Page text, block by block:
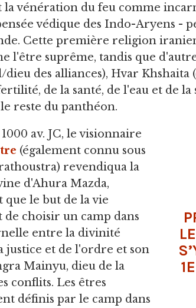
la vénération du feu comme
védique des Indo-Aryens -
Cette première religion
l'être suprême, tandis que
dieu des alliances), Hvar
de la santé, de l'eau et de la
reste du panthéon.
av. JC, le visionnaire
(également connu sous
revendiqua la
d'Ahura Mazda,
que le but de la vie
choisir un camp dans
entre la divinité
justice et de l'ordre et son
Mainyu, dieu de la
conflits. Les êtres
définis par le camp dans